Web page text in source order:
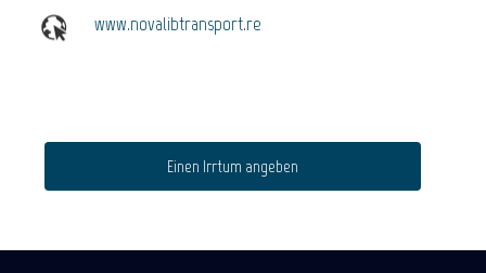
www.novalibtransport.re
Einen Irrtum angeben